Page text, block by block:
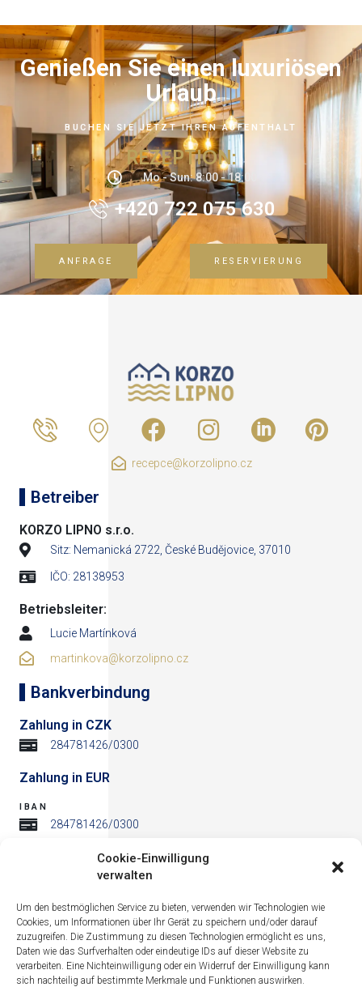
Cookie-Einwilligung
verwalten
Um den bestmöglichen Service zu bieten, verwenden wir Technologien wie
Cookies, um Informationen über Ihr Gerät zu speichern und/oder darauf
zuzugreifen. Die Zustimmung zu diesen Technologien ermöglicht es uns,
Daten wie das Surfverhalten oder eindeutige IDs auf dieser Website zu
verarbeiten. Eine Nichteinwilligung oder ein Widerruf der Einwilligung kann
sich nachteilig auf bestimmte Merkmale und Funktionen auswirken.
Genießen Sie einen luxuriösen
Urlaub
BUCHEN SIE JETZT IHREN AUFENTHALT
REZEPTION:
Mo - Sun: 8:00 - 18:00
+420 722 075 630
ANFRAGE RESERVIERUNG
recepce@korzolipno.cz
Betreiber
KORZO LIPNO s.r.o.
Sitz: Nemanická 2722, České Budějovice, 37010
IČO: 28138953
Betriebsleiter:
Lucie Martínková
martinkova@korzolipno.cz
Bankverbindung
Zahlung in CZK
284781426/0300
Zahlung in EUR
IBAN
284781426/0300
284781426/0300
Adresse